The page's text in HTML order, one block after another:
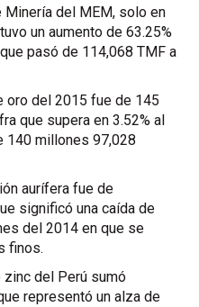
Minería del MEM, solo en
un aumento de 63.25%
pasó de 114,068 TMF a
oro del 2015 fue de 145
que supera en 3.52% al
140 millones 97,028
aurífera fue de
significó una caída de
del 2014 en que se
finos.
zinc del Perú sumó
representó un alza de